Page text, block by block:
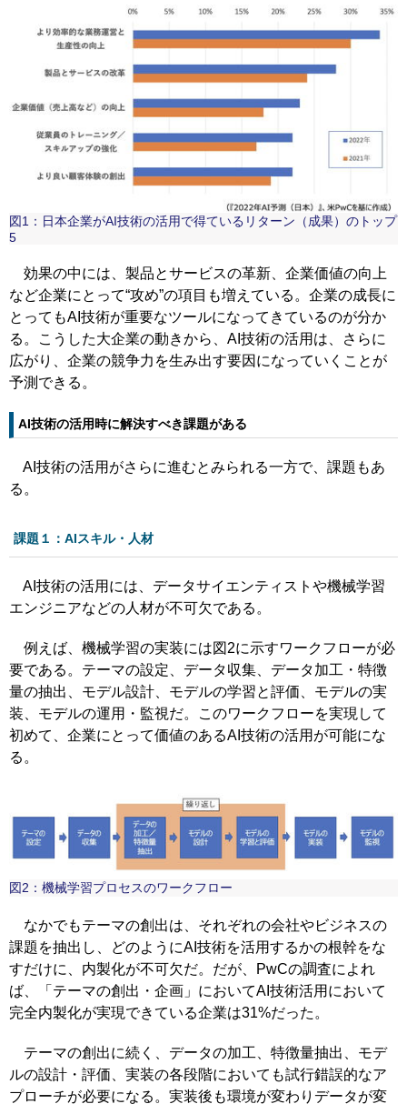
図1：日本企業がAI技術の活用で得ているリターン（成果）のトップ
5
効果の中には、製品とサービスの革新、企業価値の向上
など企業にとって“攻め”の項目も増えている。企業の成長に
とってもAI技術が重要なツールになってきているのが分か
る。こうした大企業の動きから、AI技術の活用は、さらに
広がり、企業の競争力を生み出す要因になっていくことが
予測できる。
AI技術の活用時に解決すべき課題がある
AI技術の活用がさらに進むとみられる一方で、課題もあ
る。
課題１：AIスキル・人材
AI技術の活用には、データサイエンティストや機械学習
エンジニアなどの人材が不可欠である。
例えば、機械学習の実装には図2に示すワークフローが必
要である。テーマの設定、データ収集、データ加工・特徴
量の抽出、モデル設計、モデルの学習と評価、モデルの実
装、モデルの運用・監視だ。このワークフローを実現して
初めて、企業にとって価値のあるAI技術の活用が可能にな
る。
図2：機械学習プロセスのワークフロー
なかでもテーマの創出は、それぞれの会社やビジネスの
課題を抽出し、どのようにAI技術を活用するかの根幹をな
すだけに、内製化が不可欠だ。だが、PwCの調査によれ
ば、「テーマの創出・企画」においてAI技術活用において
完全内製化が実現できている企業は31%だった。
テーマの創出に続く、データの加工、特徴量抽出、モデ
ルの設計・評価、実装の各段階においても試行錯誤的なア
プローチが必要になる。実装後も環境が変わりデータが変